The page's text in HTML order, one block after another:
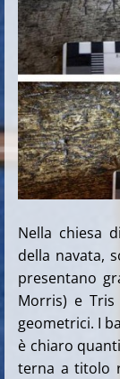
Nella chiesa
della navata,
presentano
Morris) e Tris
geometrici. I
è chiaro
terna a titolo